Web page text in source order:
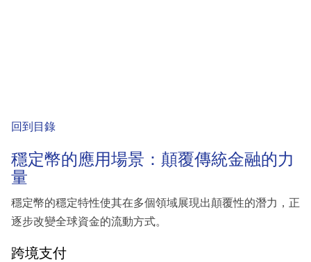
回到目錄
穩定幣的應用場景：顛覆傳統金融的力
量
穩定幣的穩定特性使其在多個領域展現出顛覆性的潛力，正
逐步改變全球資金的流動方式。
跨境支付